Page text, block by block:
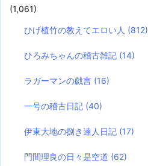
(1,061)
ひげ植竹の教えてエロい人 (812)
ひろみちゃんの稽古雑記 (14)
ラガーマンの戯言 (16)
一号の稽古日記 (40)
伊東大地の捌き達人日記 (17)
門間理良の日々是空道 (62)